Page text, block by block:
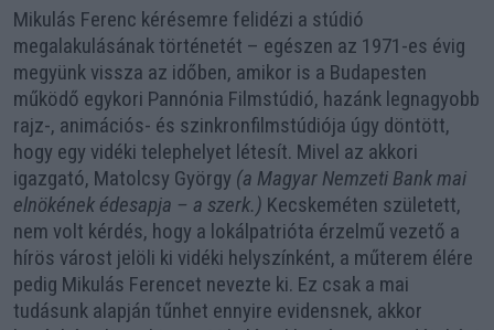
Mikulás Ferenc kérésemre felidézi a stúdió
megalakulásának történetét – egészen az 1971-es évig
megyünk vissza az időben, amikor is a Budapesten
működő egykori Pannónia Filmstúdió, hazánk legnagyobb
rajz-, animációs- és szinkronfilmstúdiója úgy döntött,
hogy egy vidéki telephelyet létesít. Mivel az akkori
igazgató, Matolcsy György (a Magyar Nemzeti Bank mai
elnökének édesapja – a szerk.) Kecskeméten született,
nem volt kérdés, hogy a lokálpatrióta érzelmű vezető a
hírös várost jelöli ki vidéki helyszínként, a műterem élére
pedig Mikulás Ferencet nevezte ki. Ez csak a mai
tudásunk alapján tűnhet ennyire evidensnek, akkor